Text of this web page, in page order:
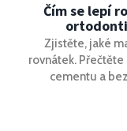
Čím se lepí
Zjistěte, jaké
rovnátek.
cementu a